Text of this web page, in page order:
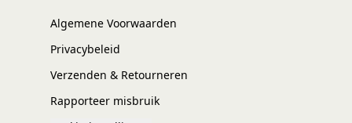
Algemene Voorwaarden
Privacybeleid
Verzenden & Retourneren
Rapporteer misbruik